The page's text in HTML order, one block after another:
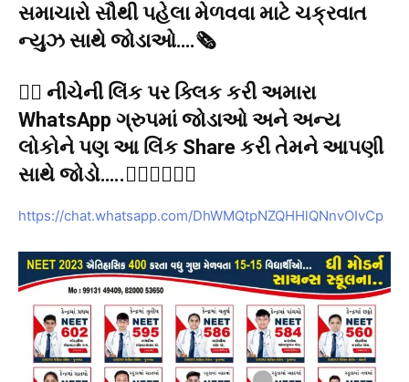
સમાચારો સૌથી પહેલા મેળવવા માટે ચક્રવાત
ન્યુઝ સાથે જોડાઓ….🗞️
👉🏻 નીચેની લિંક પર ક્લિક કરી અમારા
WhatsApp ગ્રુપમાં જોડાઓ અને અન્ય
લોકોને પણ આ લિંક Share કરી તેમને આપણી
સાથે જોડો…..👇🏻👇🏻👇🏻
https://chat.whatsapp.com/DhWMQtpNZQHHlQNnvOIvCp